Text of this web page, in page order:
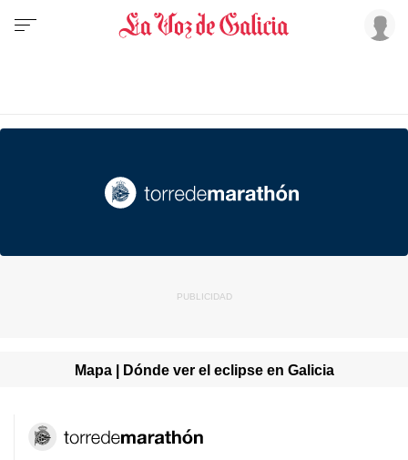
Mapa | Dónde ver el eclipse en Galicia